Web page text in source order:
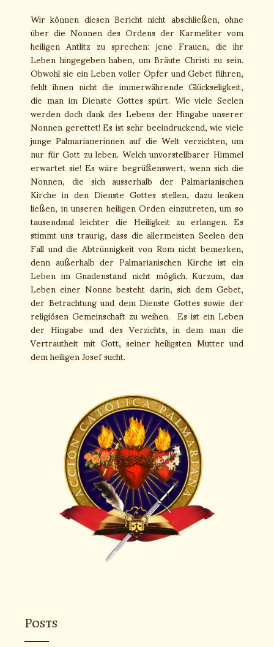
Wir können diesen Bericht nicht abschließen, ohne
über die Nonnen des Ordens der Karmeliter vom
heiligen Antlitz zu sprechen: jene Frauen, die ihr
Leben hingegeben haben, um Bräute Christi zu sein.
Obwohl sie ein Leben voller Opfer und Gebet führen,
fehlt ihnen nicht die immerwährende Glückseligkeit,
die man im Dienste Gottes spürt. Wie viele Seelen
werden doch dank des Lebens der Hingabe unserer
Nonnen gerettet! Es ist sehr beeindruckend, wie viele
junge Palmarianerinnen auf die Welt verzichten, um
nur für Gott zu leben. Welch unvorstellbarer Himmel
erwartet sie! Es wäre begrüßenswert, wenn sich die
Nonnen, die sich ausserhalb der Palmarianischen
Kirche in den Dienste Gottes stellen, dazu lenken
ließen, in unseren heiligen Orden einzutreten, um so
tausendmal leichter die Heiligkeit zu erlangen. Es
stimmt uns traurig, dass die allermeisten Seelen den
Fall und die Abtrünnigkeit von Rom nicht bemerken,
denn außerhalb der Palmarianischen Kirche ist ein
Leben im Gnadenstand nicht möglich. Kurzum, das
Leben einer Nonne besteht darin, sich dem Gebet,
der Betrachtung und dem Dienste Gottes sowie der
religiösen Gemeinschaft zu weihen. Es ist ein Leben
der Hingabe und des Verzichts, in dem man die
Vertrautheit mit Gott, seiner heiligsten Mutter und
dem heiligen Josef sucht.
Posts